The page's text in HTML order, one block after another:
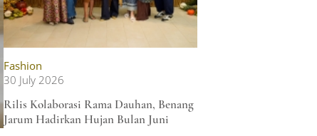
Fashion
30 July 2026
Rilis Kolaborasi Rama Dauhan, Benang
Jarum Hadirkan Hujan Bulan Juni